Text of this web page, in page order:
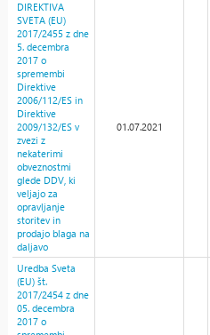
DIREKTIVA
SVETA (EU)
2017/2455 z dne
5. decembra
2017 o
spremembi
Direktive
2006/112/ES in
Direktive
2009/132/ES v
zvezi z
nekaterimi
obveznostmi
glede DDV, ki
veljajo za
opravljanje
storitev in
prodajo blaga na
daljavo
01.07.2021
Uredba Sveta
(EU) št.
2017/2454 z dne
05. decembra
2017 o